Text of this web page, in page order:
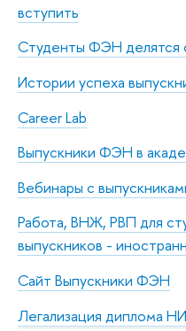
вступить
Студенты ФЭН делятся
Истории успеха
Career Lab
Выпускники ФЭН в
Вебинары с
Работа, ВНЖ, РВП для
выпускников -
Сайт Выпускники ФЭН
Легализация диплома